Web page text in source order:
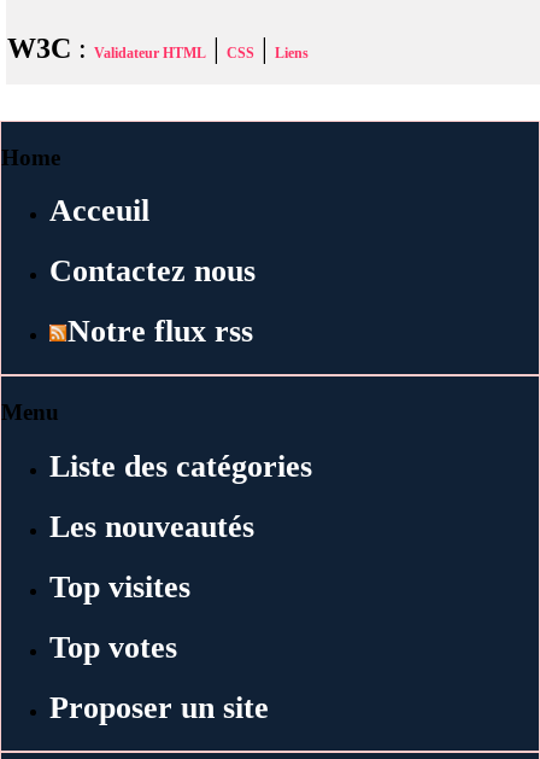
W3C : Validateur HTML | CSS | Liens
Home
Acceuil
Contactez nous
Notre flux rss
Menu
Liste des catégories
Les nouveautés
Top visites
Top votes
Proposer un site